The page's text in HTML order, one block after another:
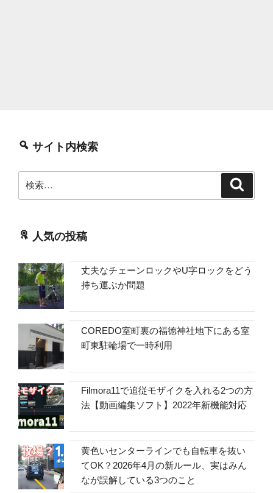
サイト内検索
索:
人気の投稿
丈夫なチェーンロックやU字ロックをどう
持ち運ぶか問題
COREDO室町裏の福徳神社地下にある室
町東駐輪場で一時利用
Filmora11で追従モザイクを入れる2つの方
法【動画編集ソフト】2022年新機能対応
黄色いセンターラインでも自転車を抜い
てOK？2026年4月の新ルール、実はみん
なが誤解している3つのこと